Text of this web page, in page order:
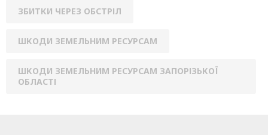
ЗБИТКИ ЧЕРЕЗ ОБСТРІЛ
ШКОДИ ЗЕМЕЛЬНИМ РЕСУРСАМ
ШКОДИ ЗЕМЕЛЬНИМ РЕСУРСАМ ЗАПОРІЗЬКОЇ
ОБЛАСТІ